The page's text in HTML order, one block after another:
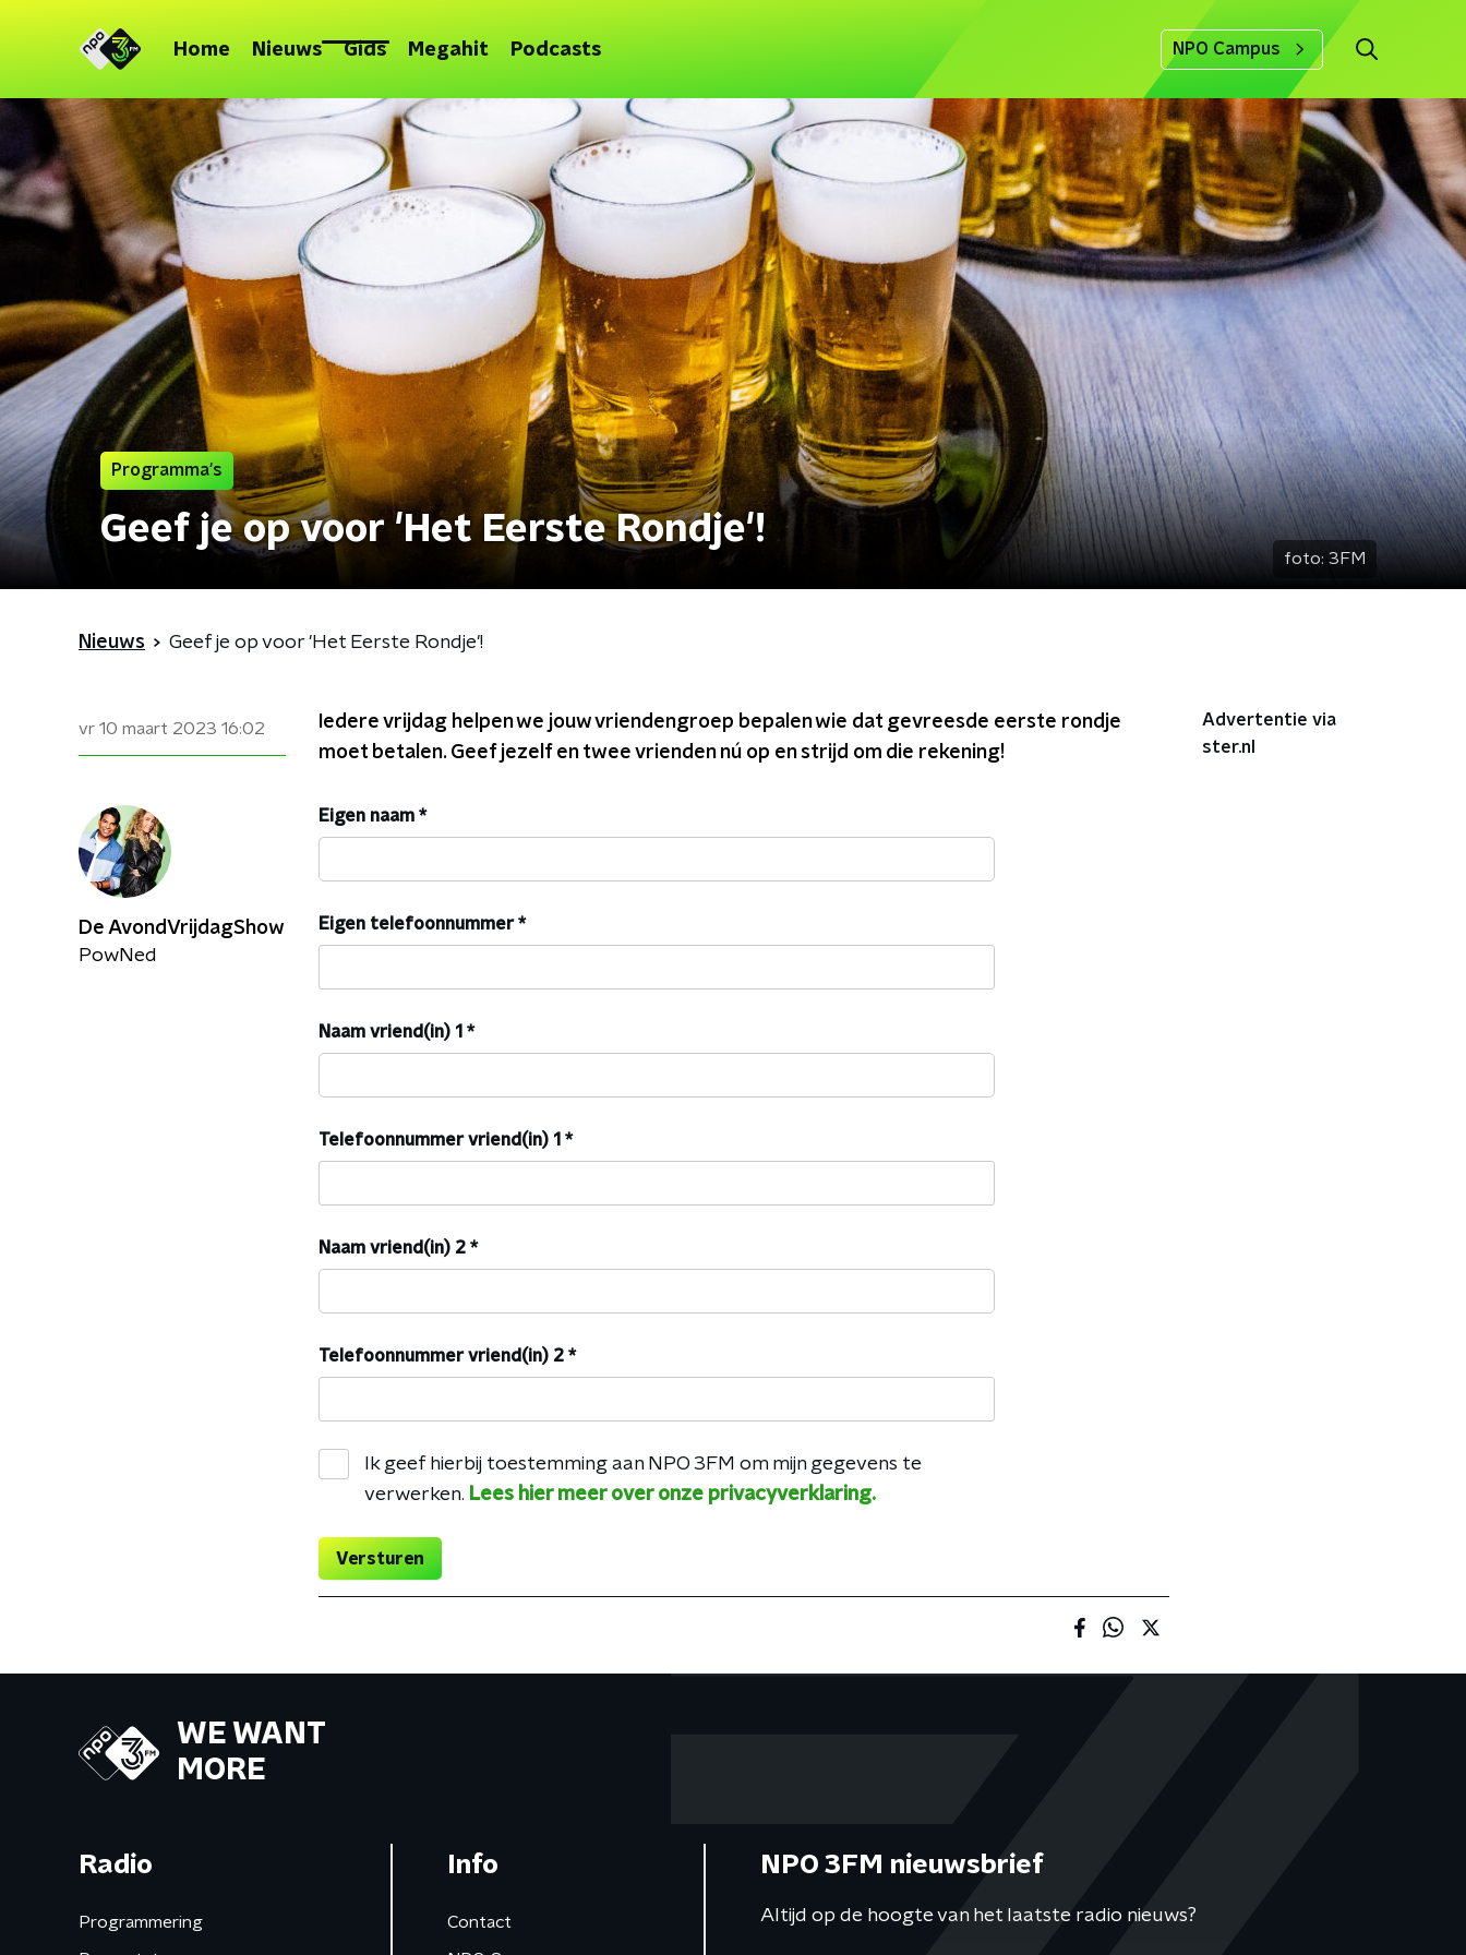
Home Nieuws Gids Megahit Podcasts NPO Campus
Programma's
Geef je op voor 'Het Eerste Rondje'!
foto: 3FM
Nieuws Geef je op voor 'Het Eerste Rondje'!
vr 10 maart 2023 16:02
Iedere vrijdag helpen we jouw vriendengroep bepalen wie dat gevreesde eerste rondje
moet betalen. Geef jezelf en twee vrienden nú op en strijd om die rekening!
Eigen naam *
Eigen telefoonnummer*
Naam vriend(in) 1 *
Telefoonnummer vriend(in) 1 *
Naam vriend(in) 2 *
Telefoonnummer vriend(in) 2 *
Ik geef hierbij toestemming aan NPO 3FM om mijn gegevens te
verwerken. Lees hier meer over onze privacyverklaring.
Versturen
Advertentie via
ster.nl
De AvondVrijdagShow
PowNed
WE WANT
MORE
Radio
Programmering
Info
Contact
NPO 3FM nieuwsbrief
Altijd op de hoogte van het laatste radio nieuws?